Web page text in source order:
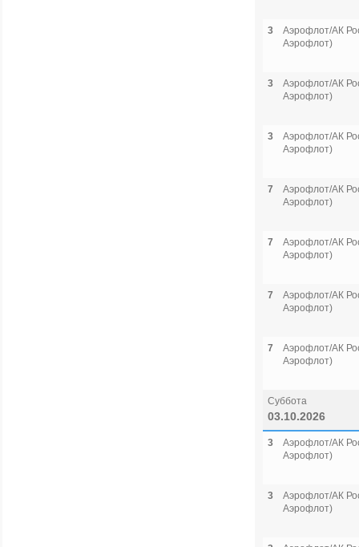
3
Аэрофлот/АК
Аэрофлот)
3
Аэрофлот/АК
Аэрофлот)
3
Аэрофлот/АК
Аэрофлот)
7
Аэрофлот/АК
Аэрофлот)
7
Аэрофлот/АК
Аэрофлот)
7
Аэрофлот/АК
Аэрофлот)
7
Аэрофлот/АК
Аэрофлот)
Суббота
03.10.2026
3
Аэрофлот/АК
Аэрофлот)
3
Аэрофлот/АК
Аэрофлот)